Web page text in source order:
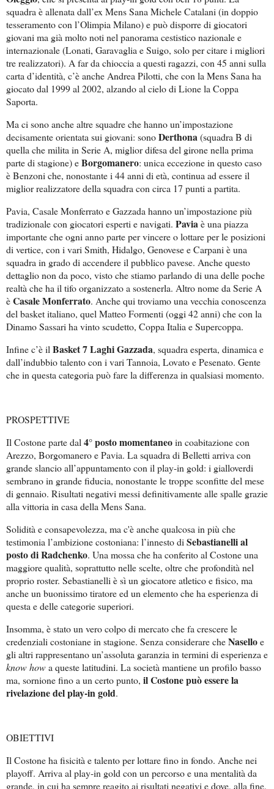
squadra è allenata dall’ex Mens Sana Michele Catalani (in doppio
tesseramento con l’Olimpia Milano) e può disporre di giocatori
giovani ma già molto noti nel panorama cestistico nazionale e
internazionale (Lonati, Garavaglia e Suigo, solo per citare i migliori
tre realizzatori). A far da chioccia a questi ragazzi, con 45 anni sulla
carta d’identità, c’è anche Andrea Pilotti, che con la Mens Sana ha
giocato dal 1999 al 2002, alzando al cielo di Lione la Coppa
Saporta.
Ma ci sono anche altre squadre che hanno un’impostazione
decisamente orientata sui giovani: sonoDerthona(squadra B di
quella che milita in Serie A, miglior difesa del girone nella prima
parte di stagione) eBorgomanero: unica eccezione in questo caso
è Benzoni che, nonostante i 44 anni di età, continua ad essere il
miglior realizzatore della squadra con circa 17 punti a partita.
Pavia, Casale Monferrato e Gazzada hanno un’impostazione più
tradizionale con giocatori esperti e navigati. Paviaè una piazza
importante che ogni anno parte per vincere o lottare per le posizioni
di vertice, con i vari Smith, Hidalgo, Genovese e Carpani è una
squadra in grado di accendere il pubblico pavese. Anche questo
dettaglio non da poco, visto che stiamo parlando di una delle poche
realtà che ha il tifo organizzato a sostenerla. Altro nome da Serie A
èCasale Monferrato. Anche qui troviamo una vecchia conoscenza
del basket italiano, quel Matteo Formenti (oggi 42 anni) che con la
Dinamo Sassari ha vinto scudetto, Coppa Italia e Supercoppa.
Infine c’è il Basket 7 Laghi Gazzada, squadra esperta, dinamica e
dall’indubbio talento con i vari Tannoia, Lovato e Pesenato. Gente
che in questa categoria può fare la differenza in qualsiasi momento.
PROSPETTIVE
Il Costone parte dal 4° posto momentaneoin coabitazione con
Arezzo, Borgomanero e Pavia. La squadra di Belletti arriva con
grande slancio all’appuntamento con il play-in gold: i gialloverdi
sembrano in grande fiducia, nonostante le troppe sconfitte del mese
di gennaio. Risultati negativi messi definitivamente alle spalle grazie
alla vittoria in casa della Mens Sana.
Solidità e consapevolezza, ma c'è anche qualcosa in più che
testimonia l’ambizione costoniana: l’innesto di Sebastianelli al
posto di Radchenko. Una mossa che ha conferito al Costone una
maggiore qualità, soprattutto nelle scelte, oltre che profondità nel
proprio roster. Sebastianelli è sì un giocatore atletico e fisico, ma
anche un buonissimo tiratore ed un elemento che ha esperienza di
questa e delle categorie superiori.
Insomma, è stato un vero colpo di mercato che fa crescere le
credenziali costoniane in stagione. Senza considerare cheNaselloe
gli altri rappresentano un’assoluta garanzia in termini di esperienza e
know howa queste latitudini. La società mantiene un profilo basso
ma, sornione fino a un certo punto, il Costone può essere la
rivelazione del play-in gold.
OBIETTIVI
Il Costone ha fisicità e talento per lottare fino in fondo. Anche nei
playoff. Arriva al play-in gold con un percorso e una mentalità da
grande, in cui ha sempre reagito ai risultati negativi e dove, alla fine,